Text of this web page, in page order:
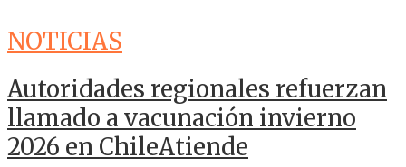
NOTICIAS
Autoridades regionales refuerzan
llamado a vacunación invierno
2026 en ChileAtiende